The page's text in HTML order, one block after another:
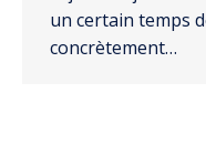
un certain temps
concrètement…